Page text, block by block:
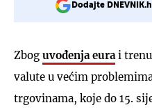
Dodajte
Zbog uvođenja eura i
valute u većim
trgovinama, koje do 15.